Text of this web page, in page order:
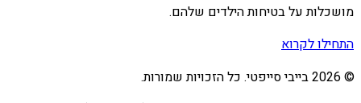
מושכלות על בטיחות הילדים שלהם.
התחילו לקרוא
©
2026בייבי סייפטי. כל הזכויות שמורות.